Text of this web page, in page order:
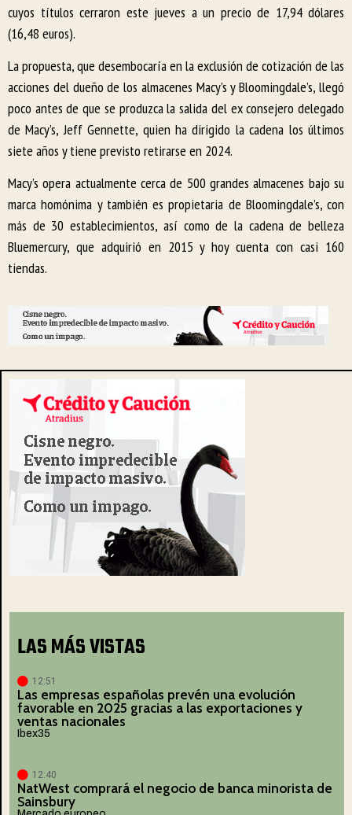
cuyos títulos cerraron este jueves a un precio de 17,94 dólares
(16,48 euros).
La propuesta, que desembocaría en la exclusión de cotización de las
acciones del dueño de los almacenes Macy’s y Bloomingdale’s, llegó
poco antes de que se produzca la salida del ex consejero delegado
de Macy’s, Jeff Gennette, quien ha dirigido la cadena los últimos
siete años y tiene previsto retirarse en 2024.
Macy’s opera actualmente cerca de 500 grandes almacenes bajo su
marca homónima y también es propietaria de Bloomingdale’s, con
más de 30 establecimientos, así como de la cadena de belleza
Bluemercury, que adquirió en 2015 y hoy cuenta con casi 160
tiendas.
LAS MÁS VISTAS
12:51
Las empresas españolas prevén una evolución
favorable en 2025 gracias a las exportaciones y
ventas nacionales
Ibex35
12:40
NatWest comprará el negocio de banca minorista de
Sainsbury